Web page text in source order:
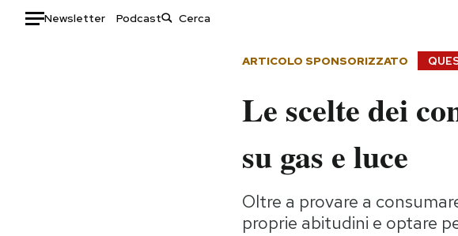
Newsletter Podcast
Storie/Idee
Ok Boomer!
ARTICOLO SPONSORIZZATO
Le scelte dei
su gas e luce
Oltre a provare a
proprie abitudini e optare